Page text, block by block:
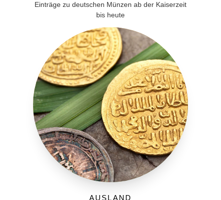
Einträge zu deutschen Münzen ab der Kaiserzeit
bis heute
Ausland